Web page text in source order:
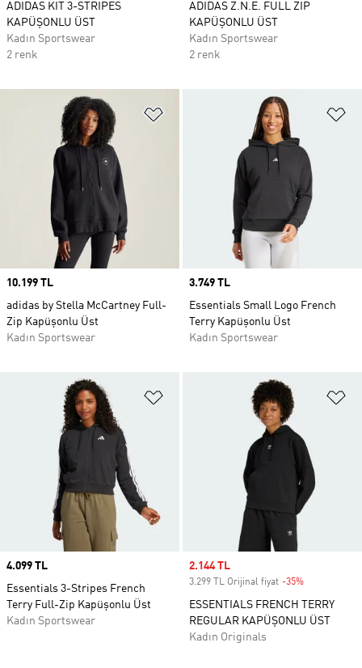
ADIDAS KIT 3-STRIPES
KAPÜŞONLU ÜST
Kadın Sportswear
2 renk
ADIDAS Z.N.E. FULL ZIP
KAPÜŞONLU ÜST
Kadın Sportswear
2 renk
Favori Listesine Ekle
Price
10.199 TL
adidas by Stella McCartney Full-
Zip Kapüşonlu Üst
Kadın Sportswear
Price
3.749 TL
Essentials Small Logo French
Terry Kapüşonlu Üst
Kadın Sportswear
Favori Listesine Ekle
Price
4.099 TL
Essentials 3-Stripes French
Terry Full-Zip Kapüşonlu Üst
Kadın Sportswear
Sale price
2.144 TL
3.299 TL Orijinal fiyat -35%
ESSENTIALS FRENCH TERRY
REGULAR KAPÜŞONLU ÜST
Kadın Originals